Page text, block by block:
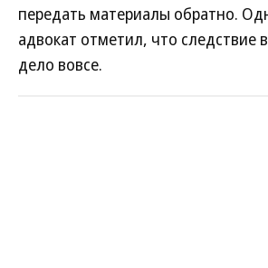
передать материалы обратно.
адвокат отметил, что следствие
дело вовсе.